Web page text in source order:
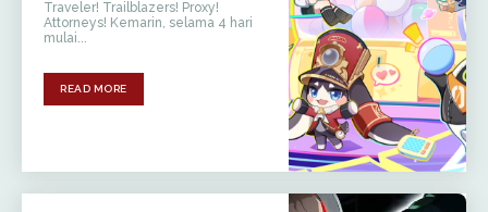
Traveler! Trailblazers! Proxy!
Attorneys! Kemarin, selama 4 hari
mulai...
READ MORE